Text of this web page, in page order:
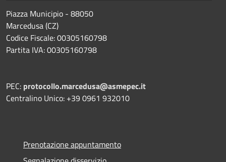
Piazza Municipio - 88050
Marcedusa (CZ)
Codice Fiscale: 00305160798
Partita IVA: 00305160798
PEC: protocollo.marcedusa@asmepec.it
Centralino Unico: +39 0961 932010
Prenotazione appuntamento